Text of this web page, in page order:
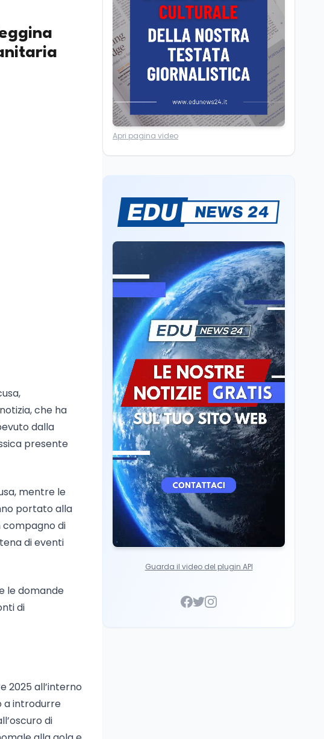
che ha
dalla
presente
mentre le
portato alla
compagno di
di eventi
le domande
di
2025 all’interno
a introdurre
di
Il Ministro Valditara ha
incontrato due studenti
palestinesi giunti da
Gaza che hanno
superato la Maturità in
Italia
Scuola 5 ago
Maturità 2026, 100 e
diplomi con voto
Università5 ago
scorrere la graduatoria
Lavoro
Volontariato, firmata
l’intesa triennale tra
Scuola5 ago
Il Ministro della Pa
Zangrillo in Parlamento:
"12 miliardi per l'edilizia
e la sicurezza delle
scuole con risorse Pnrr"
Scuola5 ago
Il Ministro Valditara ha
incontrato due studenti
palestinesi giunti da
Gaza che hanno
superato la Maturità in
Italia
Scuola5 ago
Maturità 2026, 100 e
lode da record: 14.123
diplomi con voto
massimo
Apri pagina video
Guarda il video del plugin API